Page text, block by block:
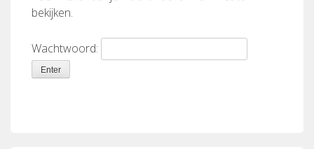
bekijken.
Wachtwoord: